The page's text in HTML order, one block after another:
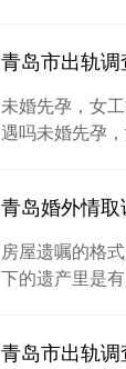
未婚先孕，女
遇吗未婚先孕，
房屋遗嘱的格
下的遗产里是有